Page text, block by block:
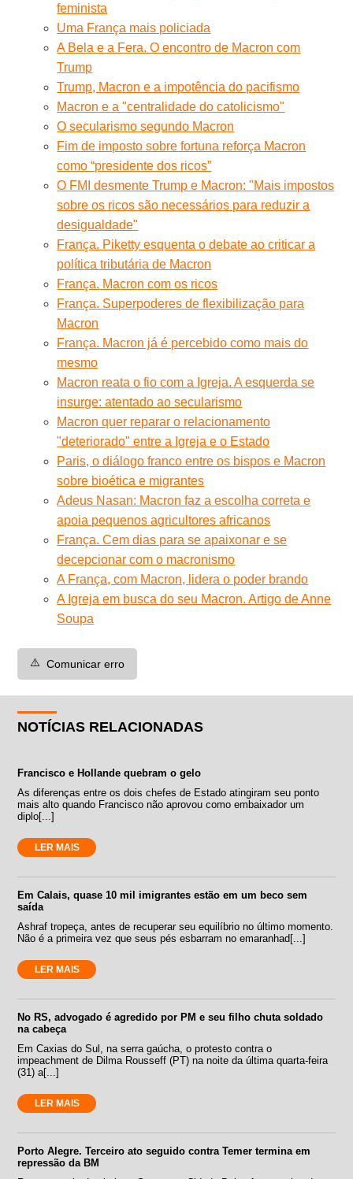
feminista
Uma França mais policiada
A Bela e a Fera. O encontro de Macron com
Trump
Trump, Macron e a impotência do pacifismo
Macron e a "centralidade do catolicismo"
O secularismo segundo Macron
Fim de imposto sobre fortuna reforça Macron
como “presidente dos ricos”
O FMI desmente Trump e Macron: "Mais impostos
sobre os ricos são necessários para reduzir a
desigualdade"
França. Piketty esquenta o debate ao criticar a
política tributária de Macron
França. Macron com os ricos
França. Superpoderes de flexibilização para
Macron
França. Macron já é percebido como mais do
mesmo
Macron reata o fio com a Igreja. A esquerda se
insurge: atentado ao secularismo
Macron quer reparar o relacionamento
"deteriorado" entre a Igreja e o Estado
Paris, o diálogo franco entre os bispos e Macron
sobre bioética e migrantes
Adeus Nasan: Macron faz a escolha correta e
apoia pequenos agricultores africanos
França. Cem dias para se apaixonar e se
decepcionar com o macronismo
A França, com Macron, lidera o poder brando
A Igreja em busca do seu Macron. Artigo de Anne
Soupa
⚠️ Comunicar erro
NOTÍCIAS RELACIONADAS
Francisco e Hollande quebram o gelo
As diferenças entre os dois chefes de Estado atingiram seu ponto
mais alto quando Francisco não aprovou como embaixador um
diplo[...]
LER MAIS
Em Calais, quase 10 mil imigrantes estão em um beco sem
saída
Ashraf tropeça, antes de recuperar seu equilíbrio no último momento.
Não é a primeira vez que seus pés esbarram no emaranhad[...]
LER MAIS
No RS, advogado é agredido por PM e seu filho chuta soldado
na cabeça
Em Caxias do Sul, na serra gaúcha, o protesto contra o
impeachment de Dilma Rousseff (PT) na noite da última quarta-feira
(31) a[...]
LER MAIS
Porto Alegre. Terceiro ato seguido contra Temer termina em
repressão da BM